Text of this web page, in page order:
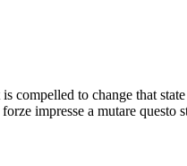
compelled to change that
impresse a mutare questo